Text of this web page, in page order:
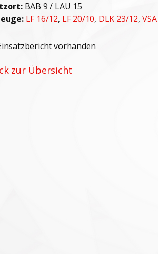
BAB 9 / LAU 15
LF 16/12, LF 20/10, DLK 23/12, VSA
vorhanden
zur Übersicht